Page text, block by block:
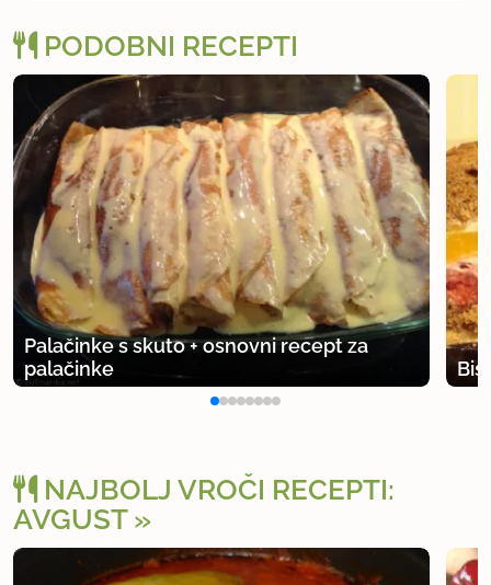
PODOBNI RECEPTI
Palačinke s skuto + osnovni recept za
palačinke
NAJBOLJ VROČI RECEPTI:
AVGUST